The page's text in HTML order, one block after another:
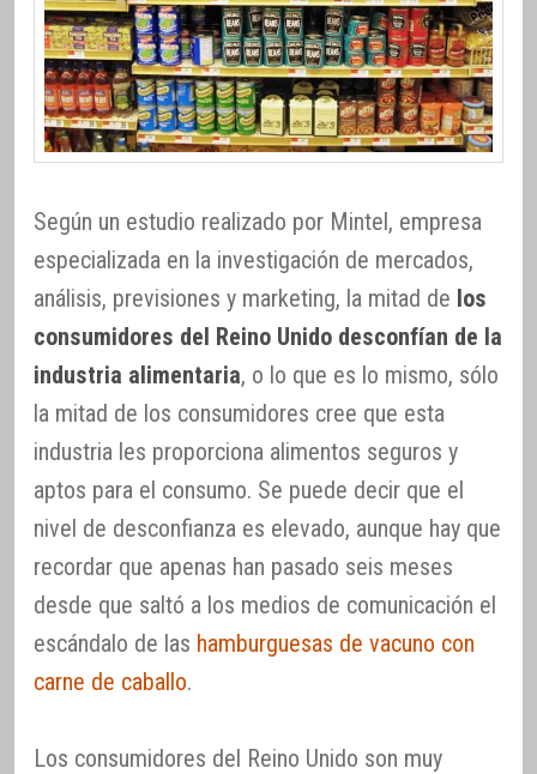
Según un estudio realizado por Mintel, empresa
especializada en la investigación de mercados,
análisis, previsiones y marketing, la mitad de los
consumidores del Reino Unido desconfían de la
industria alimentaria, o lo que es lo mismo, sólo
la mitad de los consumidores cree que esta
industria les proporciona alimentos seguros y
aptos para el consumo. Se puede decir que el
nivel de desconfianza es elevado, aunque hay que
recordar que apenas han pasado seis meses
desde que saltó a los medios de comunicación el
escándalo de las hamburguesas de vacuno con
carne de caballo.
Los consumidores del Reino Unido son muy